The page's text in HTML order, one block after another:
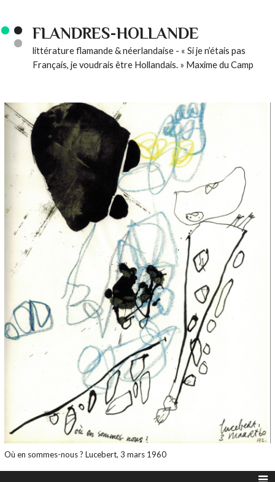
FLANDRES-HOLLANDE
littérature flamande & néerlandaise - « Si je n’étais pas
Français, je voudrais être Hollandais. » Maxime du Camp
Où en sommes-nous ? Lucebert, 3 mars 1960